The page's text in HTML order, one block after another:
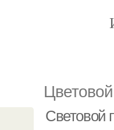
Световой